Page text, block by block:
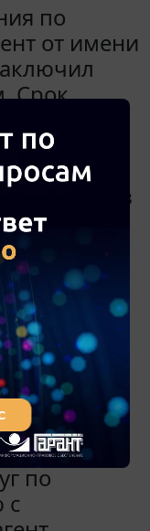
по
от имени
Срок
-
договора, в
работ,
агент
в
по
с